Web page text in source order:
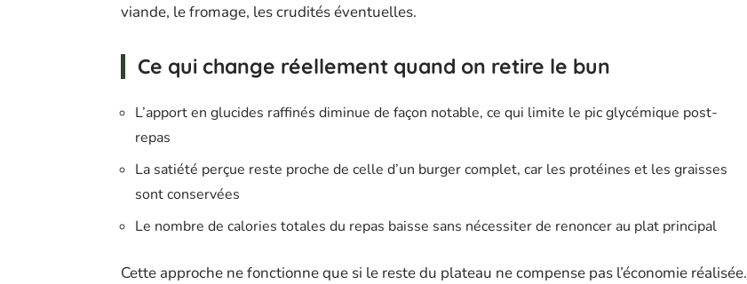
viande, le fromage, les crudités éventuelles.
Ce qui change réellement quand on retire le bun
L’apport en glucides raffinés diminue de façon notable, ce qui limite le pic glycémique post-
repas
La satiété perçue reste proche de celle d’un burger complet, car les protéines et les graisses
sont conservées
Le nombre de calories totales du repas baisse sans nécessiter de renoncer au plat principal
Cette approche ne fonctionne que si le reste du plateau ne compense pas l’économie réalisée.